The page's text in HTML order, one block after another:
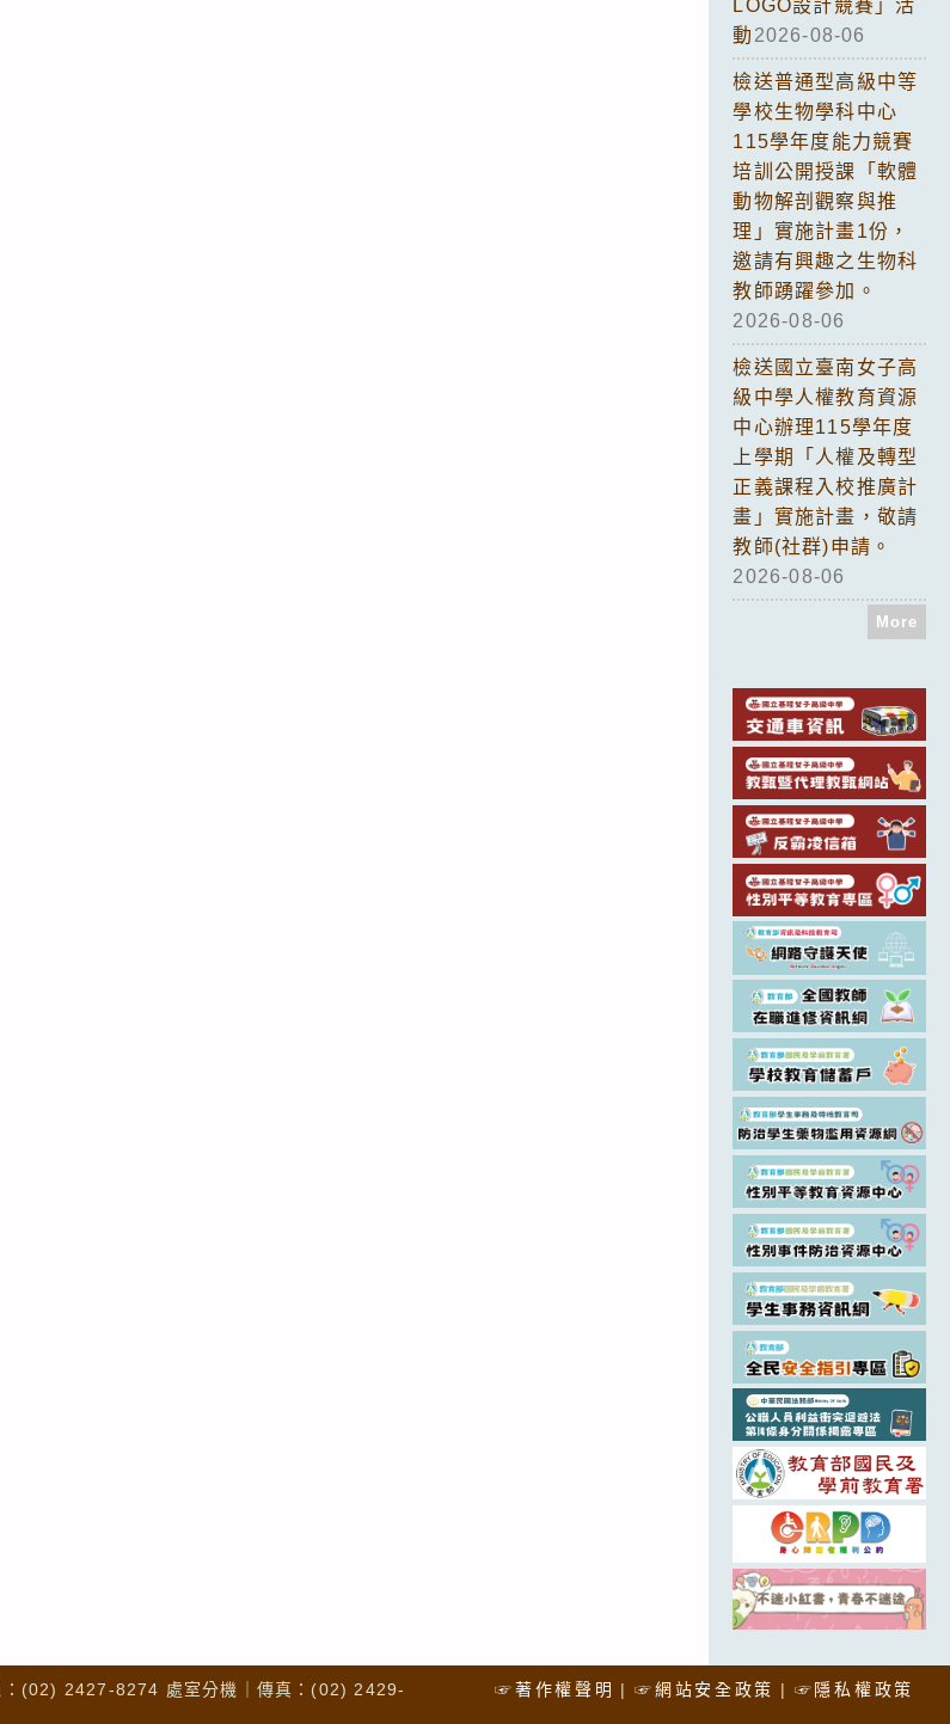
LOGO設計競賽」活
動 2026-08-06
檢送普通型高級中等
學校生物學科中心
115學年度能力競賽
培訓公開授課「軟體
動物解剖觀察與推
理」實施計畫1份，
邀請有興趣之生物科
教師踴躍參加。
2026-08-06
檢送國立臺南女子高
級中學人權教育資源
中心辦理115學年度
上學期「人權及轉型
正義課程入校推廣計
畫」實施計畫，敬請
教師(社群)申請。
2026-08-06
More
☞著作權聲明 ☞網站安全政策 ☞隱私權政策
(02) 2427-8274 處室分機｜傳真：(02) 2429-